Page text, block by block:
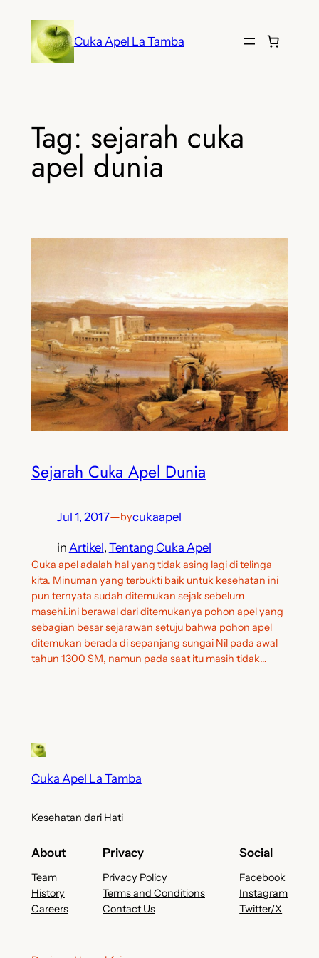
konten
Cuka Apel La Tamba
Tag: sejarah cuka
apel dunia
Sejarah Cuka Apel Dunia
Jul 1, 2017—bycukaapel
in Artikel, Tentang Cuka Apel
Cuka apel adalah hal yang tidak asing lagi di telinga
kita. Minuman yang terbukti baik untuk kesehatan ini
pun ternyata sudah ditemukan sejak sebelum
masehi.ini berawal dari ditemukanya pohon apel yang
sebagian besar sejarawan setuju bahwa pohon apel
ditemukan berada di sepanjang sungai Nil pada awal
tahun 1300 SM, namun pada saat itu masih tidak…
Cuka Apel La Tamba
Kesehatan dari Hati
About
Team
History
Careers
Privacy
Privacy Policy
Terms and Conditions
Contact Us
Social
Facebook
Instagram
Twitter/X